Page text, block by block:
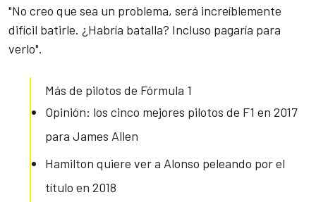
"No creo que sea un problema, será increíblemente
difícil batirle. ¿Habría batalla? Incluso pagaría para
verlo".
Más de pilotos de Fórmula 1
Opinión: los cinco mejores pilotos de F1 en 2017
para James Allen
Hamilton quiere ver a Alonso peleando por el
título en 2018